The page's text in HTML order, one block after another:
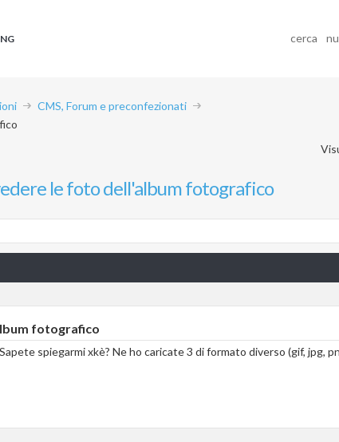
cerca
CMS, Forum e preconfezionati
le foto dell'album fotografico
fotografico
spiegarmi xkè? Ne ho caricate 3 di formato diverso (gif, jpg,